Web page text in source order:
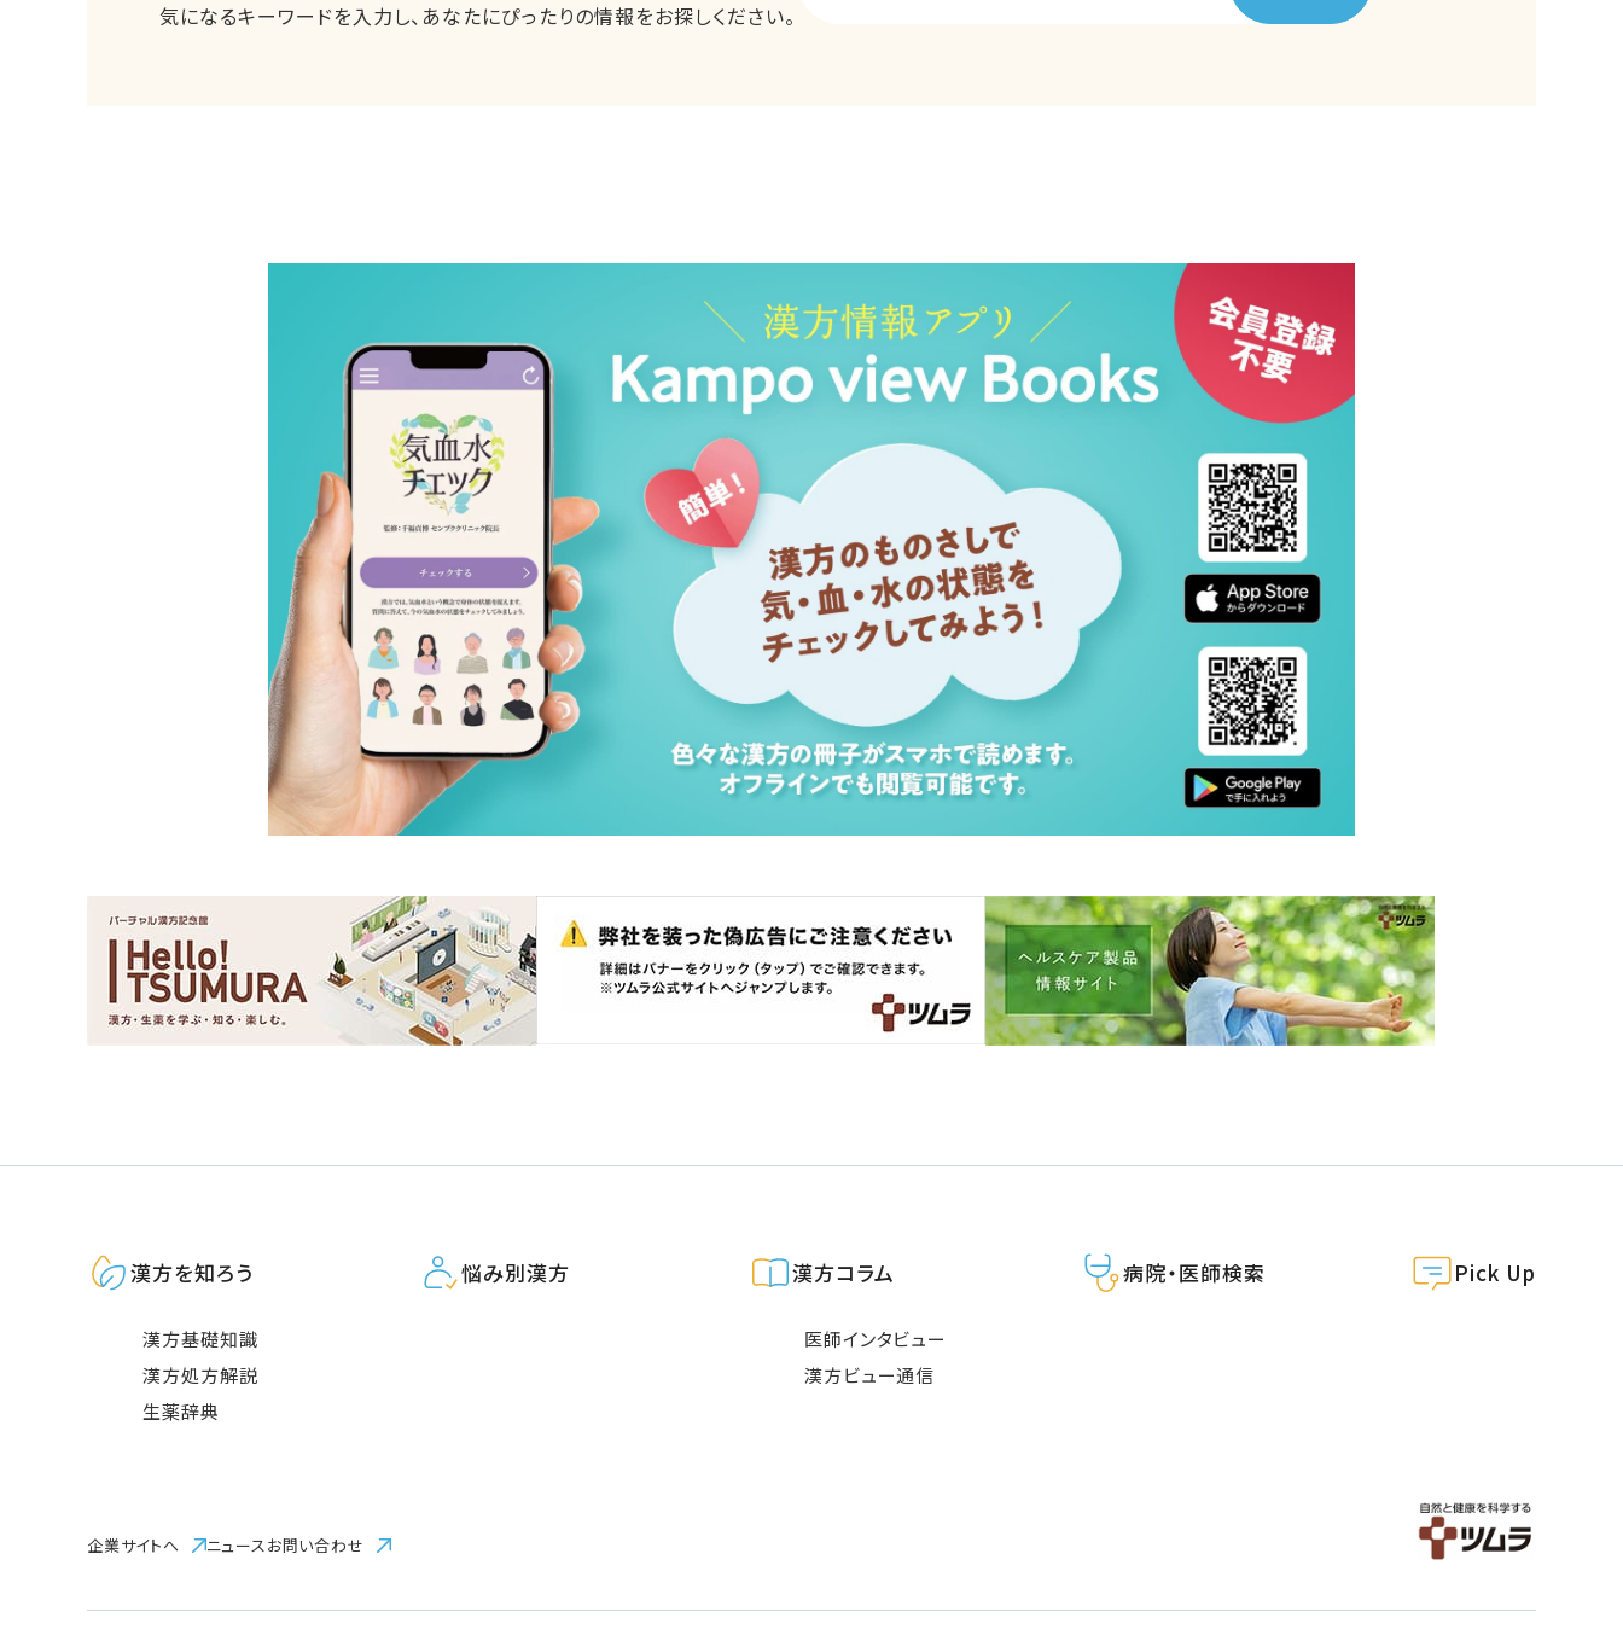
気になるキーワードを入力し、 あなたにぴったりの情報をお探しください。
漢方を知ろう
漢方基礎知識
漢方処方解説
生薬辞典
悩み別漢方 漢方コラム
医師インタビュー
漢方ビュー通信
病院・医師検索 Pick Up
企業サイトへ ニュースお問い合わせ